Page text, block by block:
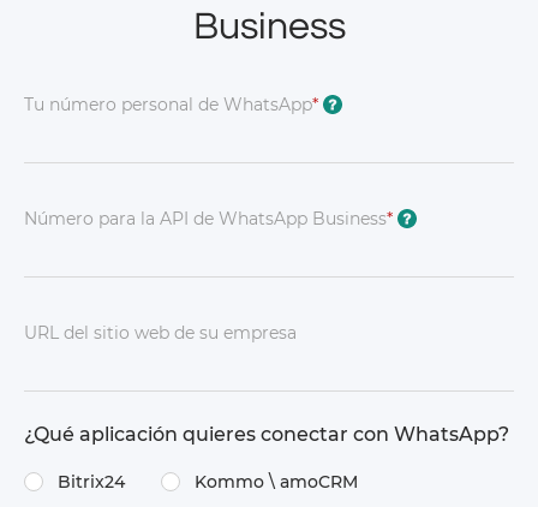
Business
Tu número personal de WhatsApp* ?
Número para la API de WhatsApp Business* ?
URL del sitio web de su empresa
¿Qué aplicación quieres conectar con WhatsApp?
Bitrix24 Kommo \​ amoCRM